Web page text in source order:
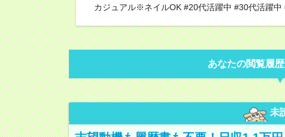
カジュアル※ネイルOK #20代活躍中 #30代活躍中
あなたの閲覧履
未